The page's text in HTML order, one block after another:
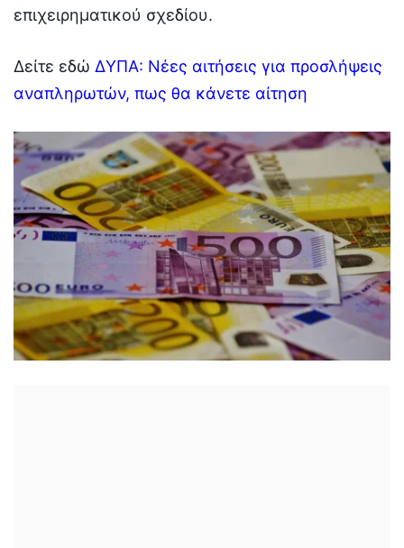
επιχειρηματικού σχεδίου.
Δείτε εδώ ΔΥΠΑ: Νέες αιτήσεις για προσλήψεις
αναπληρωτών, πως θα κάνετε αίτηση